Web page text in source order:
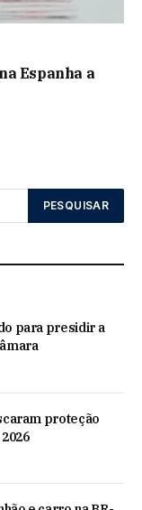
Espanha a
para presidir a
proteção